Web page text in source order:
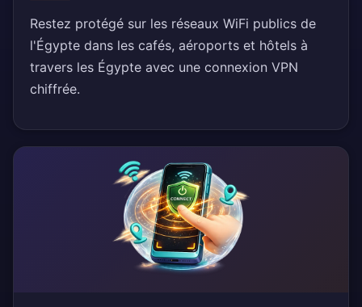
Restez protégé sur les réseaux WiFi publics de
l'Égypte dans les cafés, aéroports et hôtels à
travers les Égypte avec une connexion VPN
chiffrée.